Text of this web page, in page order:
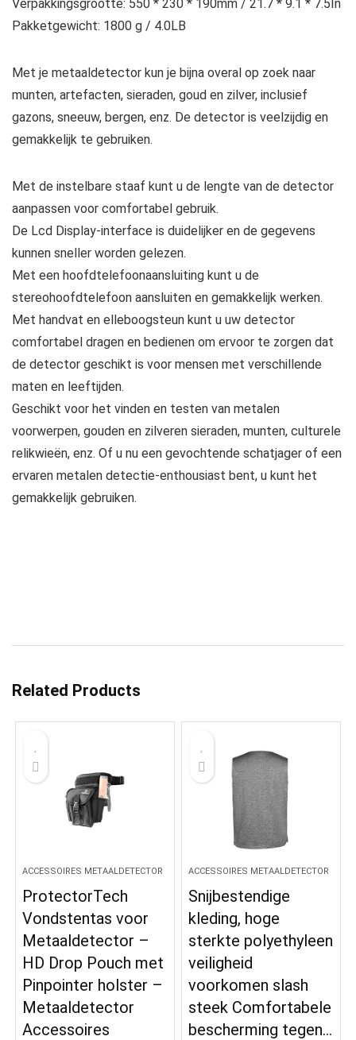
Verpakkingsgrootte: 550 * 230 * 190mm / 21.7 * 9.1 * 7.5In
Pakketgewicht: 1800 g / 4.0LB
Met je metaaldetector kun je bijna overal op zoek naar
munten, artefacten, sieraden, goud en zilver, inclusief
gazons, sneeuw, bergen, enz. De detector is veelzijdig en
gemakkelijk te gebruiken.
Met de instelbare staaf kunt u de lengte van de detector
aanpassen voor comfortabel gebruik.
De Lcd Display-interface is duidelijker en de gegevens
kunnen sneller worden gelezen.
Met een hoofdtelefoonaansluiting kunt u de
stereohoofdtelefoon aansluiten en gemakkelijk werken.
Met handvat en elleboogsteun kunt u uw detector
comfortabel dragen en bedienen om ervoor te zorgen dat
de detector geschikt is voor mensen met verschillende
maten en leeftijden.
Geschikt voor het vinden en testen van metalen
voorwerpen, gouden en zilveren sieraden, munten, culturele
relikwieën, enz. Of u nu een gevochtende schatjager of een
ervaren metalen detectie-enthousiast bent, u kunt het
gemakkelijk gebruiken.
Related Products
ACCESSOIRES METAALDETECTOR
ProtectorTech
Vondstentas voor
Metaaldetector –
HD Drop Pouch met
Pinpointer holster –
Metaaldetector
Accessoires
ACCESSOIRES METAALDETECTOR
Snijbestendige
kleding, hoge
sterkte polyethyleen
veiligheid
voorkomen slash
steek Comfortabele
bescherming tegen…